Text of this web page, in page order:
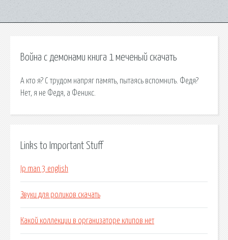
Война с демонами книга 1 меченый скачать
А кто я? С трудом напряг память, пытаясь вспомнить. Федя?
Нет, я не Федя, а Феникс.
Links to Important Stuff
Ip man 3 english
Звуки для роликов скачать
Какой коллекции в организаторе клипов нет